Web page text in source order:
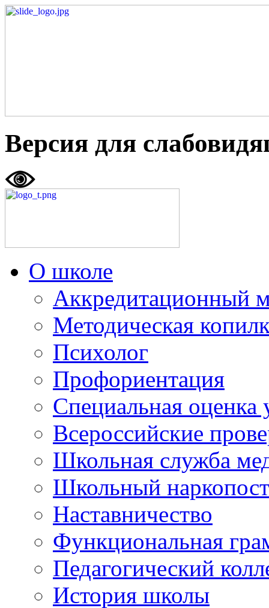
Версия для
О школе
Аккредитационный
Методическая
Психолог
Профориентация
Специальная оценка
Всероссийские
Школьная служба
Школьный наркопост
Наставничество
Функциональная
Педагогический
История школы